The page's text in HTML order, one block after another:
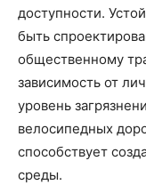
доступности.
быть
общественному
зависимость от
уровень
велосипедных
способствует
среды.